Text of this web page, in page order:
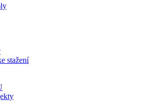
stažení